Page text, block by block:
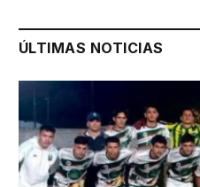
ÚLTIMAS NOTICIAS